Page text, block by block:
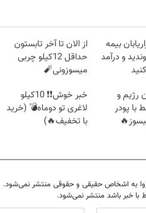
بیمه
و درآمد
از الان تا آخر تابستون
حداقل 12کیلو چربی
میسوزونی🧨
رژیم و
با پودر
خبر خوش❗❗ 10کیلو
لاغری تو دوماه💣 (خرید
با تخفیف🔥)
به اشخاص حقیقی و حقوقی منتشر نمی‌شود.
با خبر باشد منتشر نمی‌شود.